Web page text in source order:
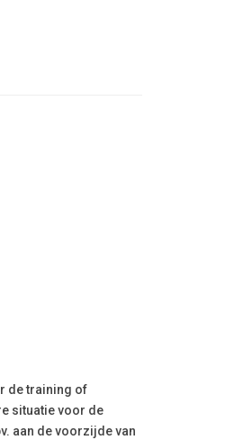
de training of
situatie voor de
aan de voorzijde van